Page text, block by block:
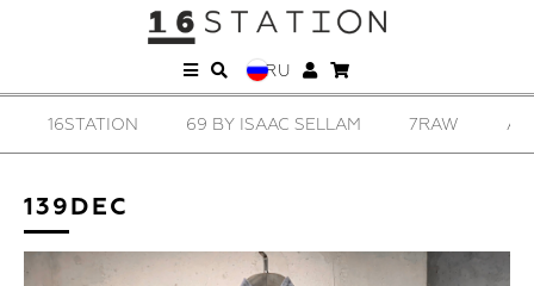
RU
16STATION 69 BY ISAAC SELLAM 7RAW
139DEC